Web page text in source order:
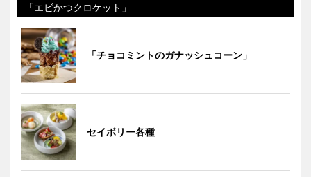
「エビかつクロケット」
「チョコミントのガナッシュコーン」
セイボリー各種